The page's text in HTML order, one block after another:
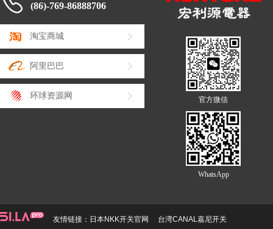
(86)-769-86888706
淘宝商城
阿里巴巴
环球资源网 官方微信
WhatsApp
友情链接： 日本NKK开关官网 台湾CANAL嘉尼开关